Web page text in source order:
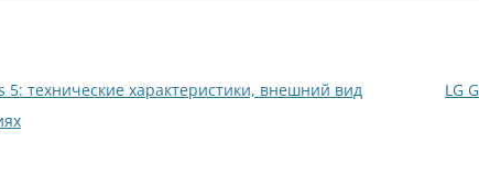
5: технические характеристики, внешний вид
LG